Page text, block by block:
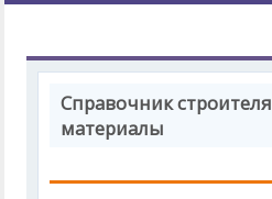
Справочник
материалы